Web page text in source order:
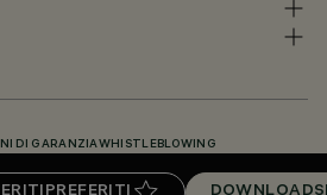
DI GARANZIAWHISTLEBLOWING